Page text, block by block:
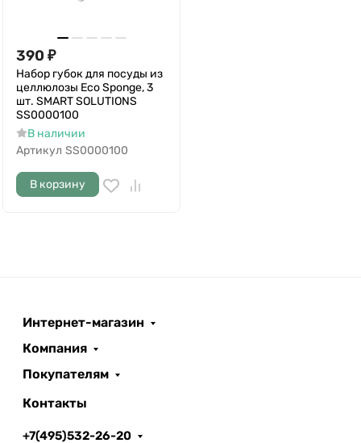
390 ₽
Набор губок для посуды из
целлюлозы Eco Sponge, 3
шт. SMART SOLUTIONS
SS0000100
В наличии
Артикул SS0000100
В корзину
Интернет-магазин
Компания
Покупателям
Контакты
+7(495)532-26-20